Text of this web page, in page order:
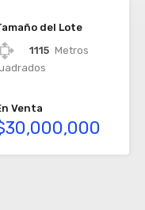
del Lote
1115 Metros
Venta